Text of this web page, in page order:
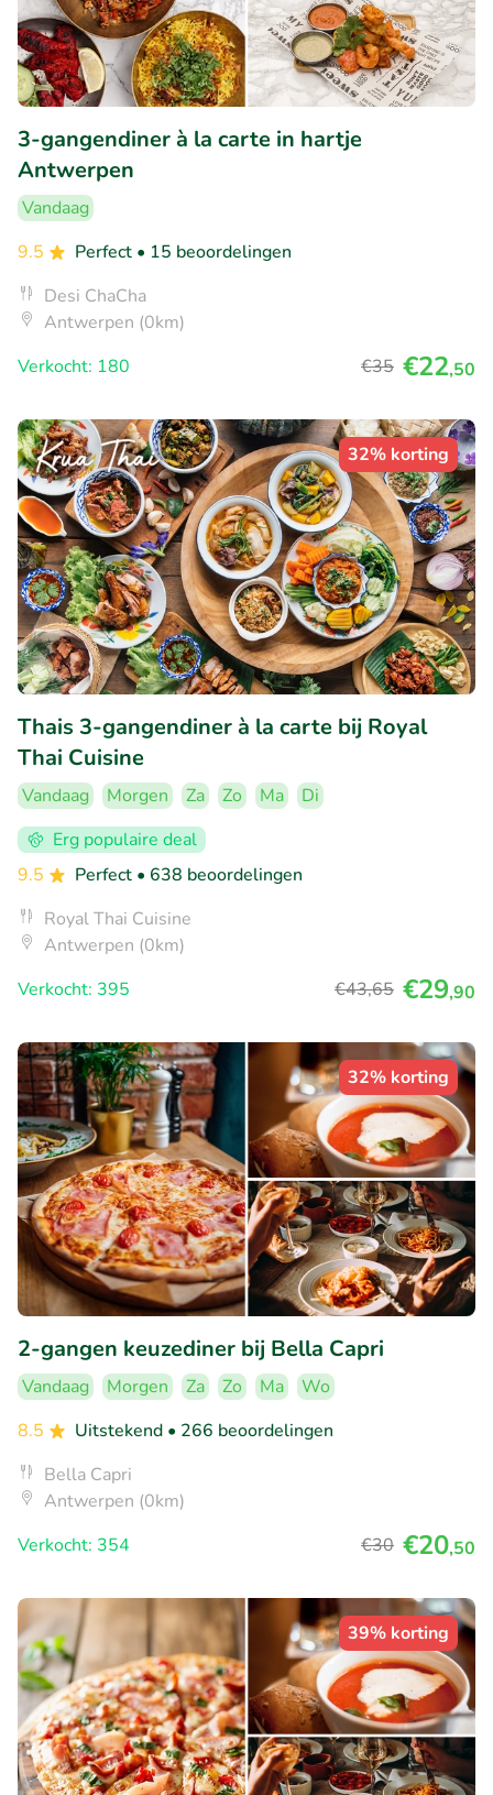
3-gangendiner à la carte in hartje
Antwerpen
Vandaag
9.5
Perfect • 15 beoordelingen
Desi ChaCha
Antwerpen (0km)
Verkocht: 180
€35 €22,50
32% korting
Thais 3-gangendiner à la carte bij Royal
Thai Cuisine
Vandaag Morgen Za Zo Ma
Di
Erg populaire deal
9.5
Perfect • 638 beoordelingen
Royal Thai Cuisine
Antwerpen (0km)
Verkocht: 395
€43,65 €29,90
32% korting
2-gangen keuzediner bij Bella Capri
Vandaag Morgen Za Zo Ma
Wo
8.5
Uitstekend • 266 beoordelingen
Bella Capri
Antwerpen (0km)
Verkocht: 354
€30 €20,50
39% korting